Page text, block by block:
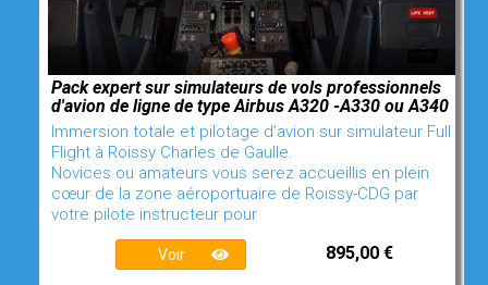
Pack expert sur simulateurs de vols professionnels
d'avion de ligne de type Airbus A320 -A330 ou A340
Immersion totale et pilotage d’avion sur simulateur Full
Flight à Roissy Charles de Gaulle.
Novices ou amateurs vous serez accueillis en plein
cœur de la zone aéroportuaire de Roissy-CDG par
votre pilote instructeur pour
Voir 895,00 €